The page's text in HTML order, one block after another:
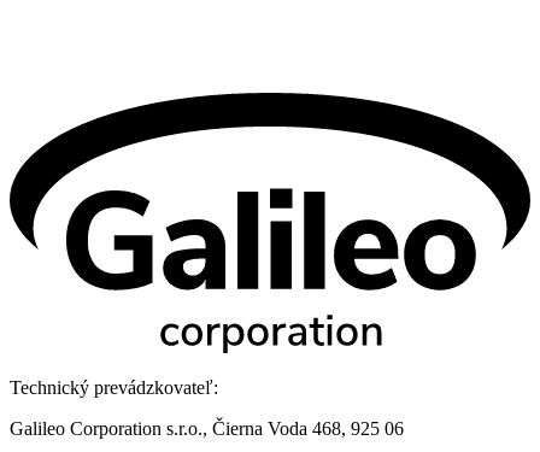
Technický prevádzkovateľ:
Galileo Corporation s.r.o., Čierna Voda 468, 925 06